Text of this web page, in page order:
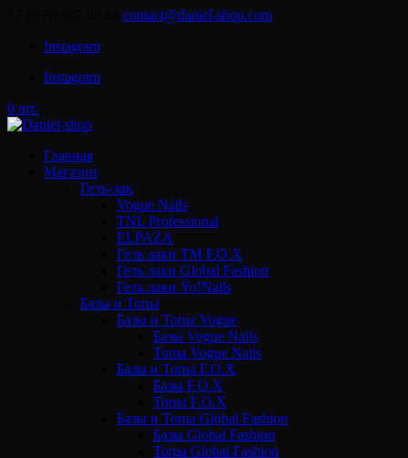
contact@daniel-shop.com
Instagram
Instagram
0 шт.
Главная
Магазин
Гель-лак
Vogue Nails
TNL Professional
ELPAZA
Гель лаки ТМ F.O.X
Гель лаки Global Fashion
Гель лаки Yo!Nails
Базы и Топы
Базы и Топы Vogue
Базы Vogue Nails
Топы Vogue Nails
Базы и Топы F.O.X
Базы F.O.X
Топы F.O.X
Базы и Топы Global Fashion
Базы Global Fashion
Топы Global Fashion